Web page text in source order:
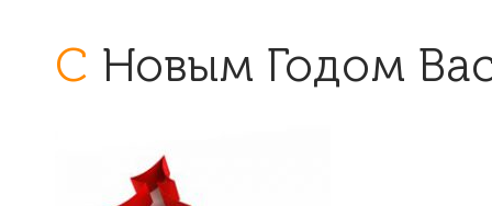
С Новым Годом